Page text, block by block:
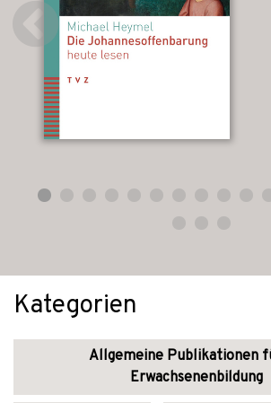
Kategorien
Allgemeine Publikationen
Erwachsenenbildung